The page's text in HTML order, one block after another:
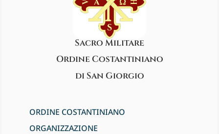
Sacro Militare
Ordine Costantiniano
di San Giorgio
ORDINE COSTANTINIANO
ORGANIZZAZIONE